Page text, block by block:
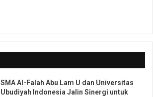
SMA Al-Falah Abu Lam U dan Universitas
Ubudiyah Indonesia Jalin Sinergi untuk